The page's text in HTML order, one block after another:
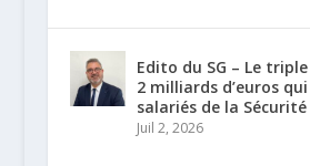
Edito du SG – Le
2 milliards d’euros
salariés de la
Juil 2, 2026